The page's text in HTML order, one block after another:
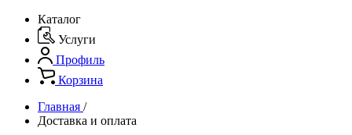
Каталог
Услуги
Профиль
Корзина
Главная /
Доставка и оплата